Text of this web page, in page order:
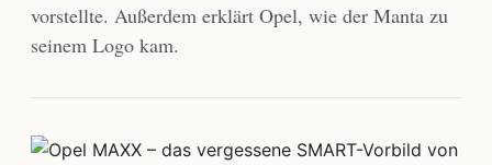
vorstellte. Außerdem erklärt Opel, wie der Manta zu
seinem Logo kam.